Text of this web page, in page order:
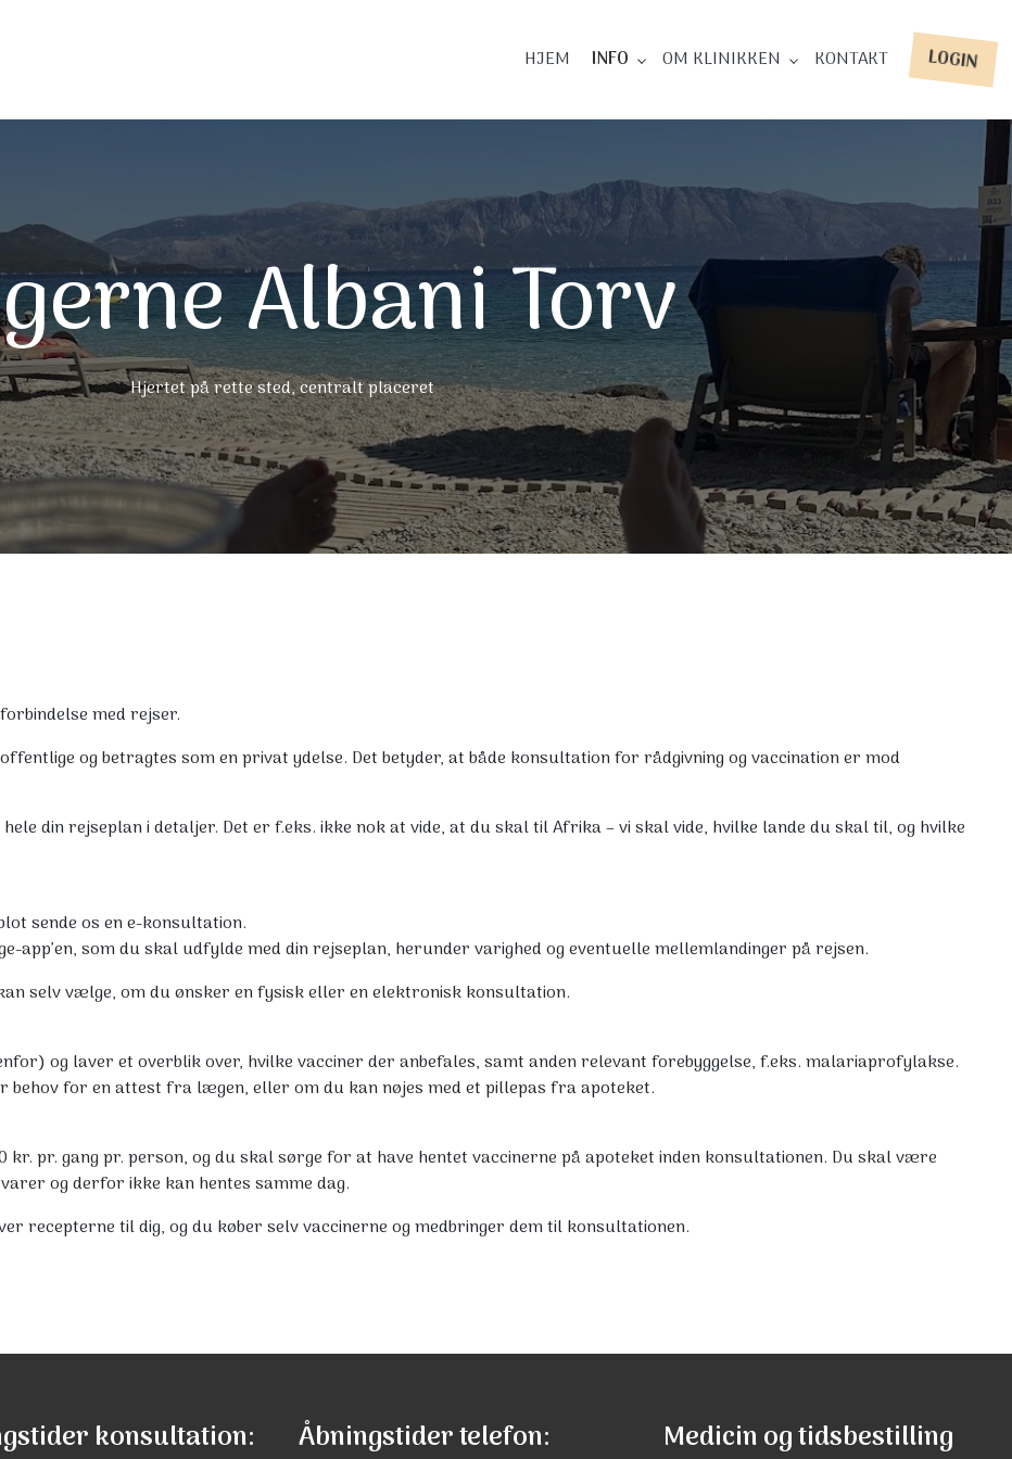
HJEM INFO OM KLINIKKEN KONTAKT LOGIN
Albani Torv
Hjertet på rette sted, centralt placeret
med rejser.
og betragtes som en privat ydelse. Det betyder, at både konsultation for rådgivning og vaccination er mod
din rejseplan i detaljer. Det er f.eks. ikke nok at vide, at du skal til Afrika – vi skal vide, hvilke lande du skal til, og hvilke
sende os en e-konsultation.
app’en, som du skal udfylde med din rejseplan, herunder varighed og eventuelle mellemlandinger på rejsen.
selv vælge, om du ønsker en fysisk eller en elektronisk konsultation.
og laver et overblik over, hvilke vacciner der anbefales, samt anden relevant forebyggelse, f.eks. malariaprofylakse.
behov for en attest fra lægen, eller om du kan nøjes med et pillepas fra apoteket.
pr. gang pr. person, og du skal sørge for at have hentet vaccinerne på apoteket inden konsultationen. Du skal være
og derfor ikke kan hentes samme dag.
recepterne til dig, og du køber selv vaccinerne og medbringer dem til konsultationen.
konsultation: Åbningstider telefon: Medicin og tidsbestilling